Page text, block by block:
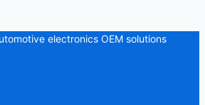
electronics OEM solutions